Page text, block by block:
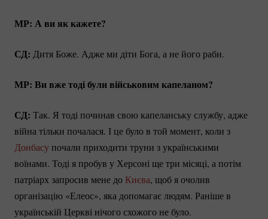
МР: А ви як кажете?
СД: Дитя Боже. Адже ми діти Бога, а не його раби.
МР: Ви вже тоді були військовим капеланом?
СД: Так. Я тоді починав свою капеланську службу, адже
війна тільки почалася. І це було в той момент, коли з
Донбасупочали приходити труни з українськими
воїнами. Тоді я пробув у Херсоні ще три місяці, а потім
патріарх запросив мене до Києва, щоб я очолив
організацію «Елеос», яка допомагає людям. Раніше в
українській Церкві нічого схожого не було.